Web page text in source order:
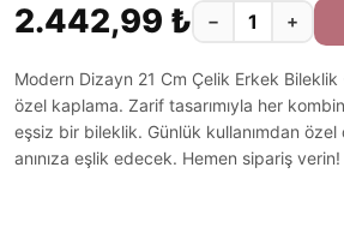
2.442,99 ₺ − +
Modern Dizayn 21 Cm Çelik Erkek
özel kaplama. Zarif tasarımıyla her
eşsiz bir bileklik. Günlük kullanımdan
anınıza eşlik edecek. Hemen sipariş verin!